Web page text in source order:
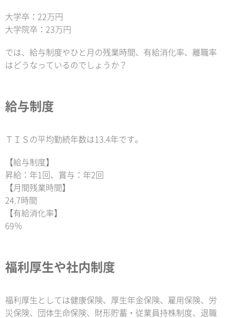
大学卒：22万円
大学院卒：23万円
では、給与制度やひと月の残業時間、有給消化率、離職率
はどうなっているのでしょうか？
給与制度
ＴＩＳの平均勤続年数は13.4年です。
【給与制度】
昇給：年1回、賞与：年2回
【月間残業時間】
24.7時間
【有給消化率】
69％
福利厚生や社内制度
福利厚生としては健康保険、厚生年金保険、雇用保険、労
災保険、団体生命保険、財形貯蓄・従業員持株制度、退職